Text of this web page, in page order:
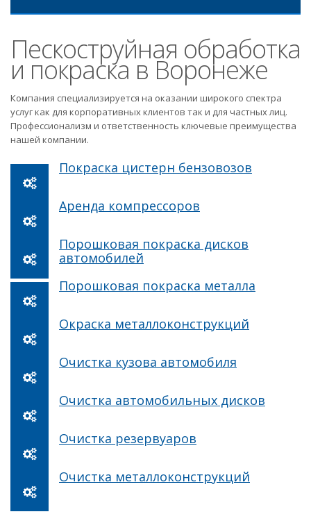
Пескоструйная обработка
и покраска в Воронеже
Компания специализируется на оказании широкого спектра
услуг как для корпоративных клиентов так и для частных лиц.
Профессионализм и ответственность ключевые преимущества
нашей компании.
Покраска цистерн бензовозов
Аренда компрессоров
Порошковая покраска дисков
автомобилей
Порошковая покраска металла
Окраска металлоконструкций
Очистка кузова автомобиля
Очистка автомобильных дисков
Очистка резервуаров
Очистка металлоконструкций